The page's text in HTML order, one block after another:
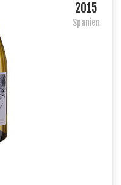
2015
Spanien